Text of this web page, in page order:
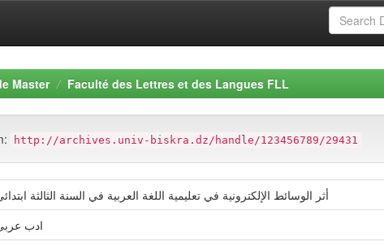
Master Faculté des Lettres et des Langues FLL
http://archives.univ-biskra.dz/handle/123456789/29431
أثر الوسائط الإلكترونية في تعليمية اللغة العربية في السنة الثالثة
ادب